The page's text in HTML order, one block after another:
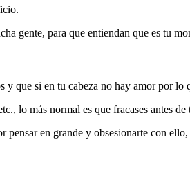
gente, para que entiendan que es tu
que si en tu cabeza no hay amor por
lo más normal es que fracases antes
en grande y obsesionarte con